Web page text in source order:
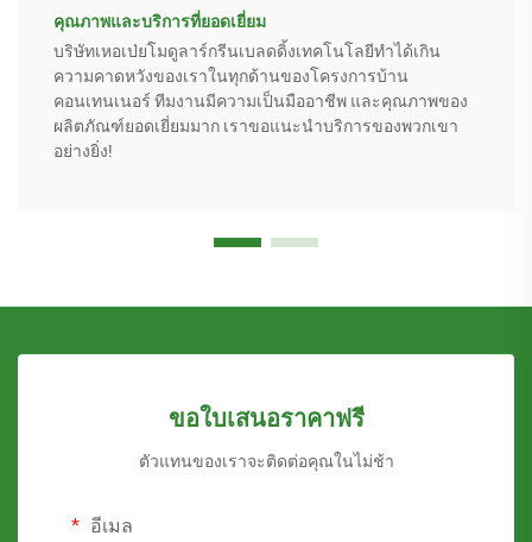
คุณภาพและบริการที่ยอดเยี่ยม
บริษัทเหอเป่ยโมดูลาร์กรีนเบลดดิ้งเทคโนโลยีทำได้เกิน
ความคาดหวังของเราในทุกด้านของโครงการบ้าน
คอนเทนเนอร์ ทีมงานมีความเป็นมืออาชีพ และคุณภาพของ
ผลิตภัณฑ์ยอดเยี่ยมมาก เราขอแนะนำบริการของพวกเขา
อย่างยิ่ง!
ขอใบเสนอราคาฟรี
ตัวแทนของเราจะติดต่อคุณในไม่ช้า
อีเมล